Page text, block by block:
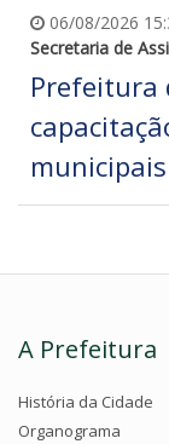
06/08/2026
Secretaria de
Prefeitura
A Prefeitura
História da Cidade
Organograma